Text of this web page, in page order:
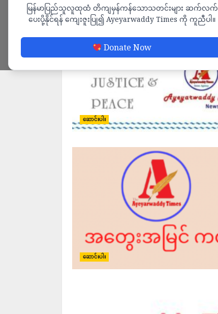
မြန်မာပြည်သူလူထုထံ တိကျမှန်ကန်သောသတင်းများ ဆက်လက်
ပေးပို့နိုင်ရန် ကျေးဇူးပြု၍ Ayeyarwaddy Times ကို ကူညီပါ။
Donate Now
ဆောင်းပါး
ဆောင်းပါး